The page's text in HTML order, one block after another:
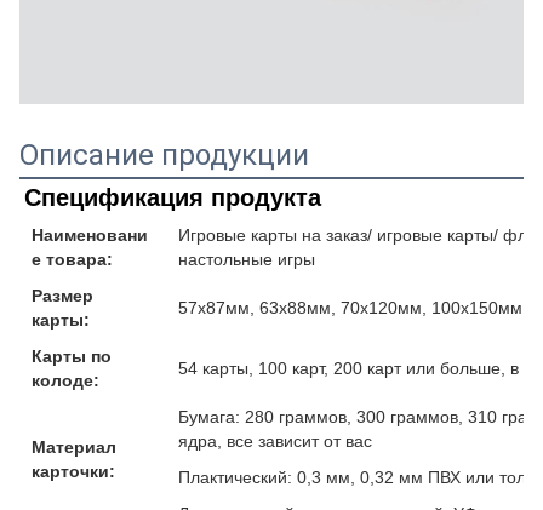
Описание продукции
Спецификация продукта
Наименовани
е товара:
Игровые карты на заказ/ игровые карты/
настольные игры
Размер
карты:
57x87мм, 63x88мм, 70x120мм, 100x150мм
Карты по
колоде:
54 карты, 100 карт, 200 карт или больше, в
Материал
карточки:
Бумага: 280 граммов, 300 граммов, 310
ядра, все зависит от вас
Плактический: 0,3 мм, 0,32 мм ПВХ или